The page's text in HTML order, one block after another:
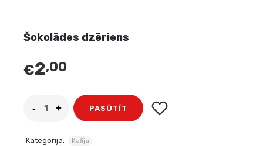
Šokolādes dzēriens
€2,00
PASŪTĪT
Kategorija: Kafija